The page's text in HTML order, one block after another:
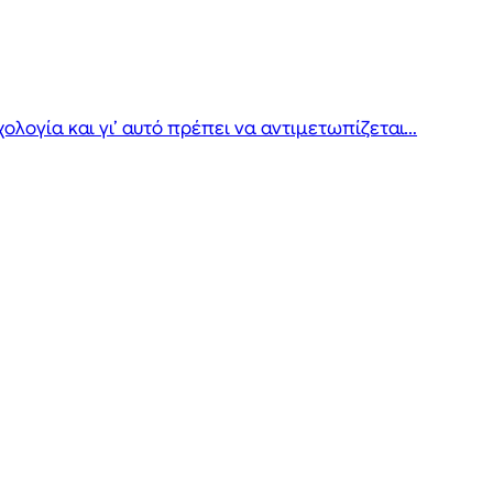
και γι’ αυτό πρέπει να αντιμετωπίζεται…